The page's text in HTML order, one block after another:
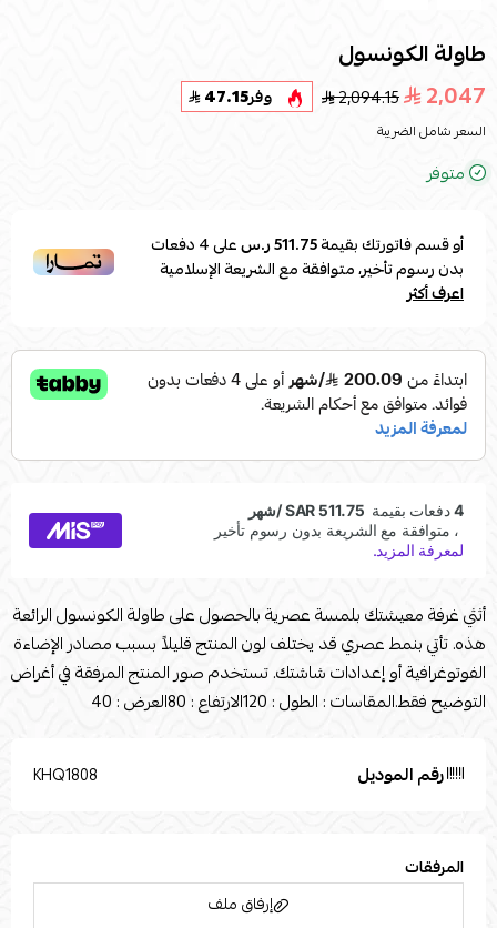
طاولة الكونسول
2,047
2,094.15 وفر47.15
السعر شامل الضريبة
متوفر
أو قسم فاتورتك بقيمة511.75 ر.س على4دفعات
بدون رسوم تأخير، متوافقة مع الشريعة الإسلامية
اعرف أكثر
أثثي غرفة معيشتك بلمسة عصرية بالحصول على طاولة الكونسول الرائعة
هذه. تأتي بنمط عصري قد يختلف لون المنتج قليلاً بسبب مصادر الإضاءة
الفوتوغرافية أو إعدادات شاشتك. تستخدم صور المنتج المرفقة في أغراض
التوضيح فقط.المقاسات : الطول : 120الارتفاع : 80العرض : 40
رقم الموديل KHQ1808
المرفقات
إرفاق ملف